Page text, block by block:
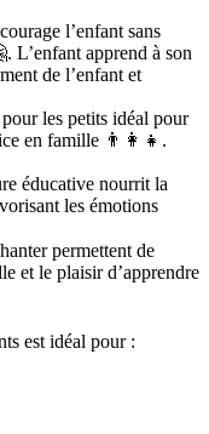
l’enfant sans
L’enfant apprend à son
de l’enfant et
les petits idéal pour
en famille 👨‍👩‍👧.
éducative nourrit la
les émotions
permettent de
et le plaisir d’apprendre
est idéal pour :